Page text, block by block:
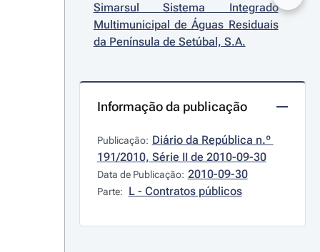
Simarsul Sistema Integrado
Multimunicipal de Águas Residuais
da Península de Setúbal, S.A.
Informação da publicação
Publicação: Diário da República n.º
191/2010, Série II de 2010-09-30
Data de Publicação: 2010-09-30
Parte: L - Contratos públicos